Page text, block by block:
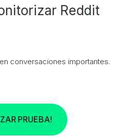
Reddit
conversaciones importantes.
PRUEBA!